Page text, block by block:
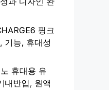
핑크
기능, 휴대성
휴대용 유
내반입, 원액